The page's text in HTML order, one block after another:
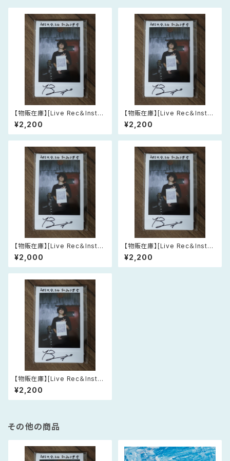
【物販在庫】[Live Rec＆Instan
t Film] ライブチェキ 2026年6
月8日(月) 東京・演家
¥2,200
【物販在庫】[Live Rec＆Instan
t Film] ライブチェキ 2026年7
月21日(火) 大阪・東大阪 musi
c cafe bar Kanade
¥2,200
【物販在庫】[Live Rec＆Instan
t Film] ライブチェキ 2026年2
月5日(木) 大阪・cafe Room +
¥2,000
【物販在庫】[Live Rec＆Instan
t Film] ライブチェキ 2026年8
月4日(火) 大阪・寺田町Fireloo
p
¥2,200
【物販在庫】[Live Rec＆Instan
t Film] ライブチェキ 2026年8
月2日(日) 東京・渋谷LOFT HE
AVEN
¥2,200
その他の商品